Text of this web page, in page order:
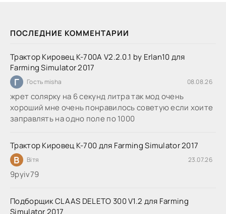
ПОСЛЕДНИЕ КОММЕНТАРИИ
Трактор Кировец К-700А V2.2.0.1 by Erlan10 для
Farming Simulator 2017
Г Гость misha 08.08.26
жрет солярку на 6 секунд литра так мод очень
хороший мне очень понравилось советую если хоите
заправлять на одно поле по 1000
Трактор Кировец К-700 для Farming Simulator 2017
В Вітя 23.07.26
9руіv79
Подборщик CLAAS DELETO 300 V1.2 для Farming